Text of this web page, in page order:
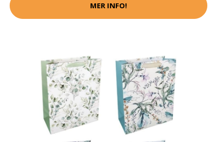
MER INFO!